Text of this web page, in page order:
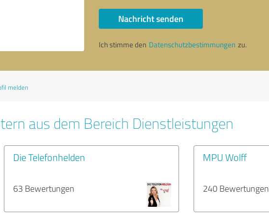
Nachricht senden
Ich stimme den Datenschutzbestimmungen zu.
melden
aus dem Bereich Dienstleistungen
Die Telefonhelden
63 Bewertungen
MPU Wolff
240 Bewertungen